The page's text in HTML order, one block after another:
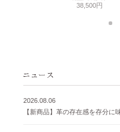
38,500円
2026.08.06
【新商品】革の存在感を存分